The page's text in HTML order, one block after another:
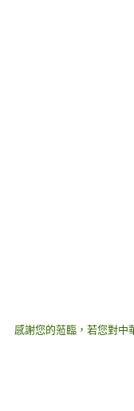
感謝您的蒞臨，若您對中